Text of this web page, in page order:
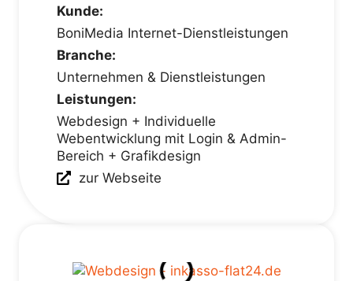
Kunde:
BoniMedia Internet-Dienstleistungen
Branche:
Unternehmen & Dienstleistungen
Leistungen:
Webdesign + Individuelle
Webentwicklung mit Login & Admin-
Bereich + Grafikdesign
zur Webseite